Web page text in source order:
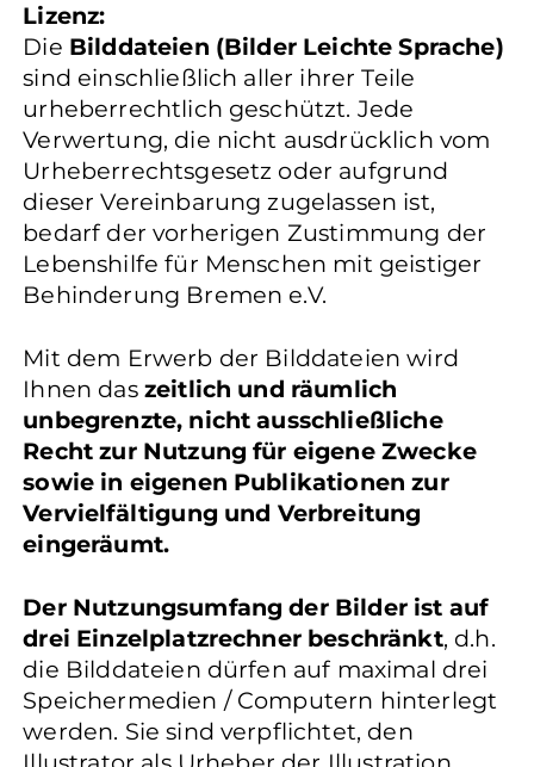
Lizenz:
Die Bilddateien (Bilder Leichte Sprache)
sind einschließlich aller ihrer Teile
urheberrechtlich geschützt. Jede
Verwertung, die nicht ausdrücklich vom
Urheberrechtsgesetz oder aufgrund
dieser Vereinbarung zugelassen ist,
bedarf der vorherigen Zustimmung der
Lebenshilfe für Menschen mit geistiger
Behinderung Bremen e.V.
Mit dem Erwerb der Bilddateien wird
Ihnen das zeitlich und räumlich
unbegrenzte, nicht ausschließliche
Recht zur Nutzung für eigene Zwecke
sowie in eigenen Publikationen zur
Vervielfältigung und Verbreitung
eingeräumt.
Der Nutzungsumfang der Bilder ist auf
drei Einzelplatzrechner beschränkt, d.h.
die Bilddateien dürfen auf maximal drei
Speichermedien / Computern hinterlegt
werden. Sie sind verpflichtet, den